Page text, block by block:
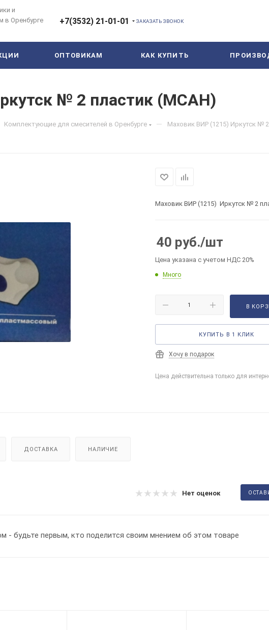
и
в Оренбурге
+7(3532) 21-01-01 ЗАКАЗАТЬ ЗВОНОК
ОПТОВИКАМ КАК КУПИТЬ
№ 2 пластик (МСАН)
Комплектующие для смесителей в Оренбурге — Маховик ВИР (1215) Иркутск №
Маховик ВИР (1215) Иркутск № 2
40 руб./шт
Цена указана с учетом НДС 20%
Много
В
КУПИТЬ В 1 КЛИК
Хочу в подарок
Цена действительна только для
ДОСТАВКА НАЛИЧИЕ
Нет оценок
- будьте первым, кто поделится своим мнением об этом товаре